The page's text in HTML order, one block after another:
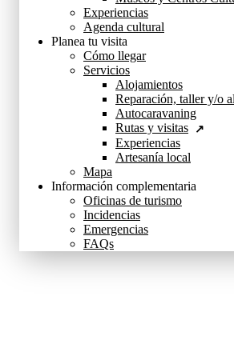
Experiencias
Agenda cultural
Planea tu visita
Cómo llegar
Servicios
Alojamientos
Reparación, taller y/o
Autocaravaning
Rutas y visitas
Experiencias
Artesanía local
Mapa
Información complementaria
Oficinas de turismo
Incidencias
Emergencias
FAQs